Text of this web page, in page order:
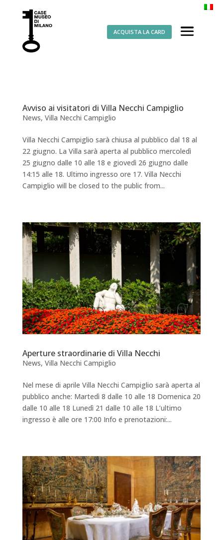
ACQUISTA LA CARD
Avviso ai visitatori di Villa Necchi Campiglio
News, Villa Necchi Campiglio
Villa Necchi Campiglio sarà chiusa al pubblico dal 18 al
22 giugno. La Villa sarà aperta al pubblico mercoledì
25 giugno dalle 10 alle 18 e giovedì 26 giugno dalle
14:15 alle 18. Ultimo ingresso ore 17. Villa Necchi
Campiglio will be closed to the public from...
Aperture straordinarie di Villa Necchi
News, Villa Necchi Campiglio
Nel mese di aprile Villa Necchi Campiglio sarà aperta al
pubblico anche: Martedì 8 dalle 10 alle 18 Domenica 20
dalle 10 alle 18 Lunedì 21 dalle 10 alle 18 L’ultimo
ingresso è alle ore 17:00 Info e prenotazioni:...